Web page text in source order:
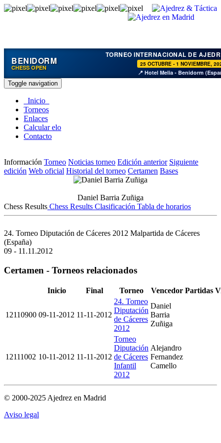
BENIDORM
CHESS OPEN
TORNEO INTERNACIONAL DE
25 OCTUBRE - 1 NOVIEMBRE,
📍 Hotel Melia - Benidorm
Toggle navigation
Inicio
Torneos
Enlaces
Calcular elo
Contacto
Información Torneo Noticias torneo Edición anterior Siguiente
edición Web oficial Historial del torneo Certamen Bases
Daniel Barria Zuñiga
Chess Results Chess Results Clasificación Tabla de horarios
24. Torneo Diputación de Cáceres 2012 Malpartida de Cáceres
(España)
09 - 11.11.2012
Certamen - Torneos relacionados
Inicio Final Torneo Vencedor Partidas
12110900 09-11-2012 11-11-2012
24. Torneo
Diputación
de Cáceres
2012
Daniel
Barria
Zuñiga
12111002 10-11-2012 11-11-2012
Torneo
Diputación
de Cáceres
Infantil
2012
Alejandro
Fernandez
Camello
© 2000-2025 Ajedrez en Madrid
Aviso legal